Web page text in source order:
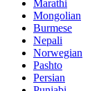
Marathi
Mongolian
Burmese
Nepali
Norwegian
Pashto
Persian